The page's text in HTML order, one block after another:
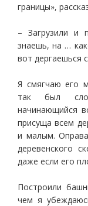
границы»,
– Загрузили и
знаешь, на …
вот дергаешься
Я смягчаю его
так был
начинающийся
присуща всем
и малым.
деревенского
даже если его
Построили
чем я